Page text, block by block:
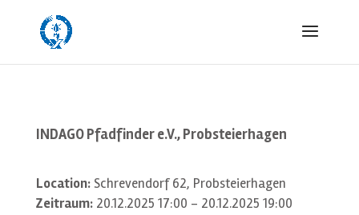
INDAGO Pfadfinder e.V., Probsteierhagen
Location:Schrevendorf 62, Probsteierhagen
Zeitraum:20.12.2025 17:00 - 20.12.2025 19:00